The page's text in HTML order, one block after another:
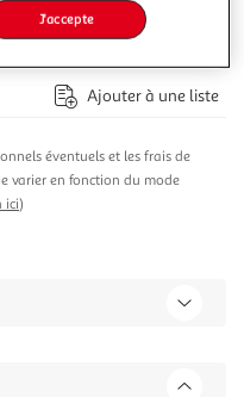
Ajouter au panier
Ajouter à une liste
éventuels et les frais de
varier en fonction du mode
ici)
J'accepte